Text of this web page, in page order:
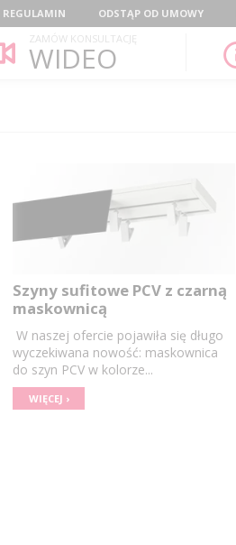
REGULAMIN ODSTĄP OD UMOWY
ZAMÓW KONSULTACJĘ
WIDEO
Szyny sufitowe PCV z czarną
maskownicą
W naszej ofercie pojawiła się długo
wyczekiwana nowość: maskownica
do szyn PCV w kolorze...
WIĘCEJ ›